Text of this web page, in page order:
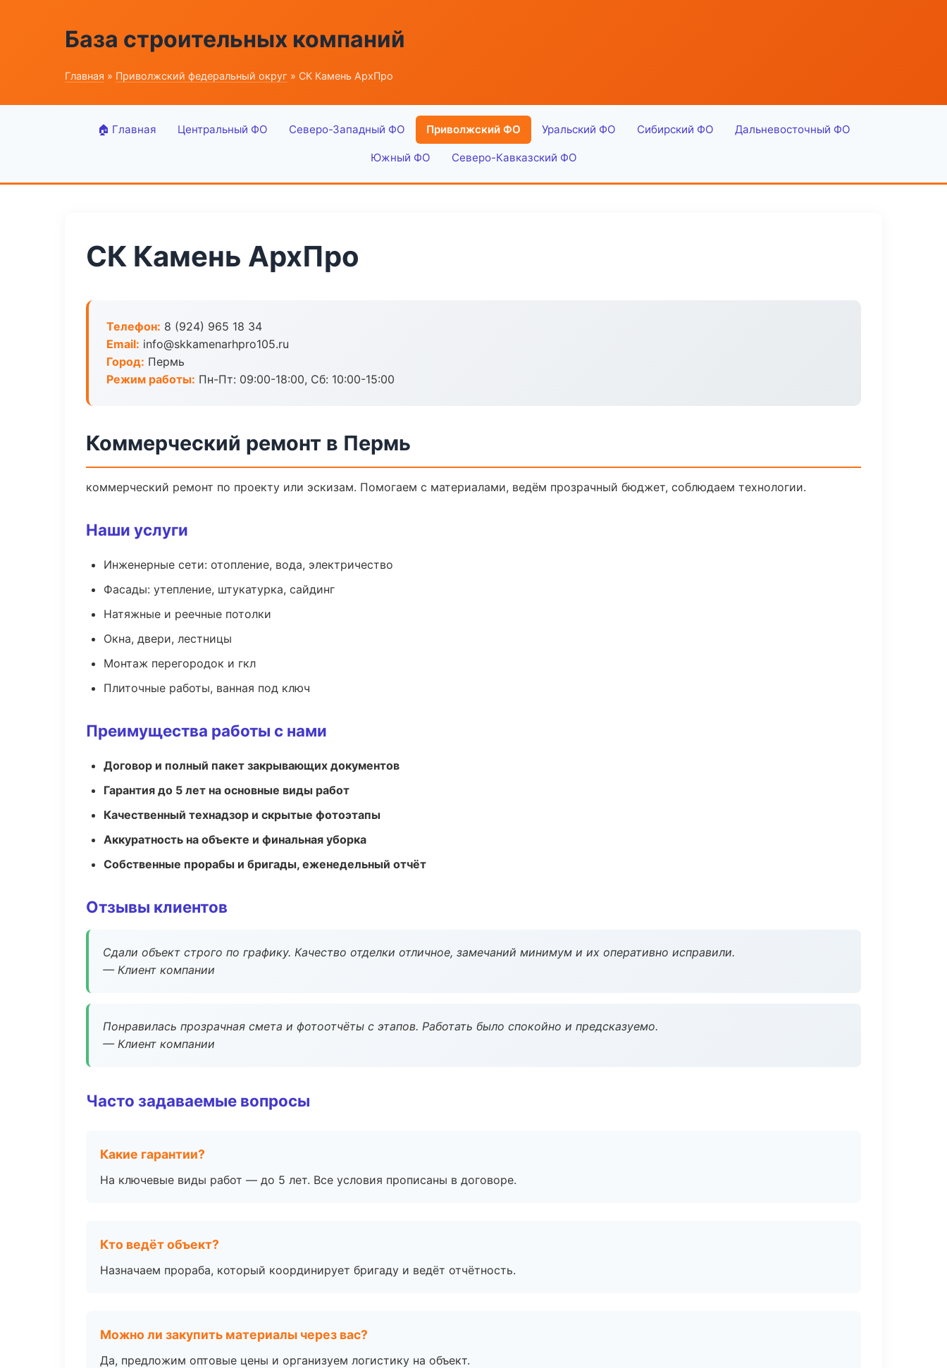
База строительных компаний
Главная » Приволжский федеральный округ » СК Камень АрхПро
🏠 Главная Центральный ФО Северо-Западный ФО Приволжский ФО Уральский ФО Сибирский ФО Дальневосточный ФО
Южный ФО Северо-Кавказский ФО
СК Камень АрхПро
Телефон: 8 (924) 965 18 34
Email: info@skkamenarhpro105.ru
Город: Пермь
Режим работы: Пн-Пт: 09:00-18:00, Сб: 10:00-15:00
Коммерческий ремонт в Пермь
коммерческий ремонт по проекту или эскизам. Помогаем с материалами, ведём прозрачный бюджет, соблюдаем технологии.
Наши услуги
Инженерные сети: отопление, вода, электричество
Фасады: утепление, штукатурка, сайдинг
Натяжные и реечные потолки
Окна, двери, лестницы
Монтаж перегородок и гкл
Плиточные работы, ванная под ключ
Преимущества работы с нами
Договор и полный пакет закрывающих документов
Гарантия до 5 лет на основные виды работ
Качественный технадзор и скрытые фотоэтапы
Аккуратность на объекте и финальная уборка
Собственные прорабы и бригады, еженедельный отчёт
Отзывы клиентов
Сдали объект строго по графику. Качество отделки отличное, замечаний минимум и их оперативно исправили.
— Клиент компании
Понравилась прозрачная смета и фотоотчёты с этапов. Работать было спокойно и предсказуемо.
— Клиент компании
Часто задаваемые вопросы
Какие гарантии?
На ключевые виды работ — до 5 лет. Все условия прописаны в договоре.
Кто ведёт объект?
Назначаем прораба, который координирует бригаду и ведёт отчётность.
Можно ли закупить материалы через вас?
Да, предложим оптовые цены и организуем логистику на объект.